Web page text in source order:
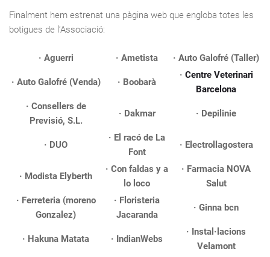
Finalment hem estrenat una pàgina web que engloba totes les
botigues de l’Associació:
· Aguerri · Ametista · Auto Galofré (Taller)
· Auto Galofré (Venda) · Boobarà
· Centre Veterinari
Barcelona
· Consellers de
Previsió, S.L.
· Dakmar · Depilinie
· DUO
· El racó de La
Font
· Electrollagostera
· Modista Elyberth
· Con faldas y a
lo loco
· Farmacia NOVA
Salut
· Ferreteria (moreno
Gonzalez)
· Floristeria
Jacaranda
· Ginna bcn
· Hakuna Matata · IndianWebs
· Instal·lacions
Velamont